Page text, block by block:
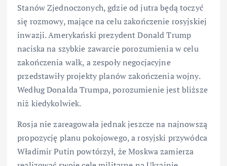
Stanów Zjednoczonych, gdzie od jutra będą toczyć
się rozmowy, mające na celu zakończenie rosyjskiej
inwazji. Amerykański prezydent Donald Trump
naciska na szybkie zawarcie porozumienia w celu
zakończenia walk, a zespoły negocjacyjne
przedstawiły projekty planów zakończenia wojny.
Według Donalda Trumpa, porozumienie jest bliższe
niż kiedykolwiek.
Rosja nie zareagowała jednak jeszcze na najnowszą
propozycję planu pokojowego, a rosyjski przywódca
Władimir Putin powtórzył, że Moskwa zamierza